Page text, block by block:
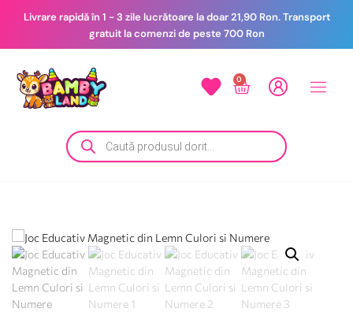
Livrare rapidă în 1 - 3 zile lucrătoare la doar 21,90 Ron. Transport
gratuit la comenzi de peste 700 Ron
0